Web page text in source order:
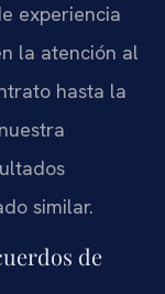
experiencia
la atención al
hasta la
similar.
de